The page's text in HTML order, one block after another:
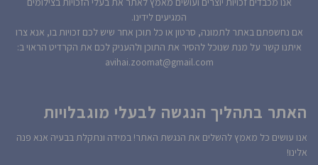
המגיעים לידינו.
אם נחשפתם באתר לתמונה, סרטון או כל תוכן אחר שיש לכם זכויות בו, אנא צרו
איתנו קשר על מנת שנוכל להסיר את התוכן ולהעניק לכם את הקרדיט הראוי ב:
avihai.zoomat@gmail.com
האתר בתהליך הנגשה לבעלי מוגבלויות
אנו עושים כל מאמץ להשלים את הנגשת האתר! במידה ונתקלת בבעיה אנא פנה
אלינו!